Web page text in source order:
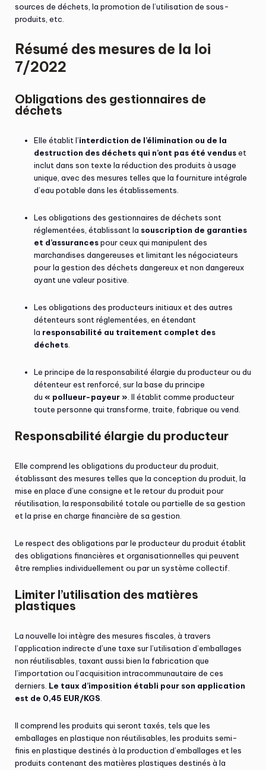
sources de déchets, la promotion de l’utilisation de sous-
produits, etc.
Résumé des mesures de la loi
7/2022
Obligations des gestionnaires de
déchets
Elle établit l’interdiction de l’élimination ou de la
destruction des déchets qui n’ont pas été venduset
inclut dans son texte la réduction des produits à usage
unique, avec des mesures telles que la fourniture intégrale
d’eau potable dans les établissements.
Les obligations des gestionnaires de déchets sont
réglementées, établissant la souscription de garanties
et d’assurancespour ceux qui manipulent des
marchandises dangereuses et limitant les négociateurs
pour la gestion des déchets dangereux et non dangereux
ayant une valeur positive.
Les obligations des producteurs initiaux et des autres
détenteurs sont réglementées, en étendant
la responsabilité au traitement complet des
déchets
Le principe de la responsabilité élargie du producteur ou du
détenteur est renforcé, sur la base du principe
du « pollueur-payeur » . Il établit comme producteur
toute personne qui transforme, traite, fabrique ou vend.
Responsabilité élargie du producteur
Elle comprend les obligations du producteur du produit,
établissant des mesures telles que la conception du produit, la
mise en place d’une consigne et le retour du produit pour
réutilisation, la responsabilité totale ou partielle de sa gestion
et la prise en charge financière de sa gestion.
Le respect des obligations par le producteur du produit établit
des obligations financières et organisationnelles qui peuvent
être remplies individuellement ou par un système collectif.
Limiter l’utilisation des matières
plastiques
La nouvelle loi intègre des mesures fiscales, à travers
l’application indirecte d’une taxe sur l’utilisation d’emballages
non réutilisables, taxant aussi bien la fabrication que
l’importation ou l’acquisition intracommunautaire de ces
derniers. Le taux d’imposition établi pour son application
est de 0,45 EUR/KGS
Il comprend les produits qui seront taxés, tels que les
emballages en plastique non réutilisables, les produits semi-
finis en plastique destinés à la production d’emballages et les
produits contenant des matières plastiques destinés à la